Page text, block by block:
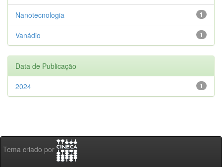
1
Nanotecnologia
1
Vanádio
Data de Publicação
1
2024
Tema criado por